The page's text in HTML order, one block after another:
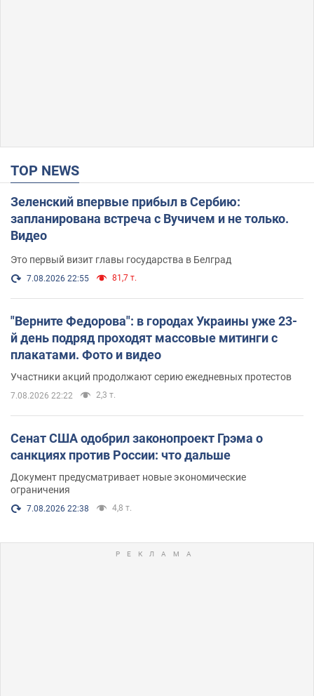
TOP NEWS
Зеленский впервые прибыл в Сербию:
запланирована встреча с Вучичем и не только.
Видео
Это первый визит главы государства в Белград
7.08.2026 22:55 81,7 т.
"Верните Федорова": в городах Украины уже 23-
й день подряд проходят массовые митинги с
плакатами. Фото и видео
Участники акций продолжают серию ежедневных протестов
7.08.2026 22:22 2,3 т.
Сенат США одобрил законопроект Грэма о
санкциях против России: что дальше
Документ предусматривает новые экономические
ограничения
7.08.2026 22:38 4,8 т.